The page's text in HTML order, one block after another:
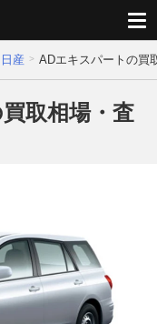
日産 ADエキスパートの買
取相場・査